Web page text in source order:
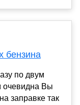
бензина
по двум
очевидна Вы
заправке так